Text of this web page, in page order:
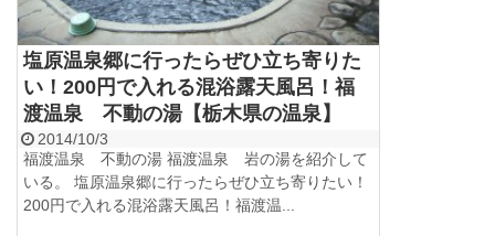
塩原温泉郷に行ったらぜひ立ち寄りた
い！200円で入れる混浴露天風呂！福
渡温泉 不動の湯【栃木県の温泉】
2014/10/3
福渡温泉 不動の湯 福渡温泉 岩の湯を紹介して
いる。 塩原温泉郷に行ったらぜひ立ち寄りたい！
200円で入れる混浴露天風呂！福渡温...